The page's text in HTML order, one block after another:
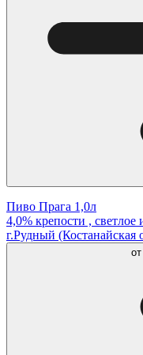
Пиво Прага 1,0л
4,0% крепости , светлое
г.Рудный (Костанайская
от